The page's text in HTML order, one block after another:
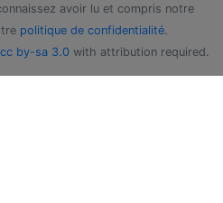
avoir lu et compris notre
politique de confidentialité.
cc by-sa 3.0 with attribution required.